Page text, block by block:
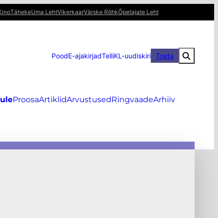
TähekeUma LehtVikerkaarVärske RõhkÕpetajate Leht
PoodE-ajakirjadTelliKL-uudiskiri Toeta
ProosaArtiklidArvustusedRingvaadeArhiiv